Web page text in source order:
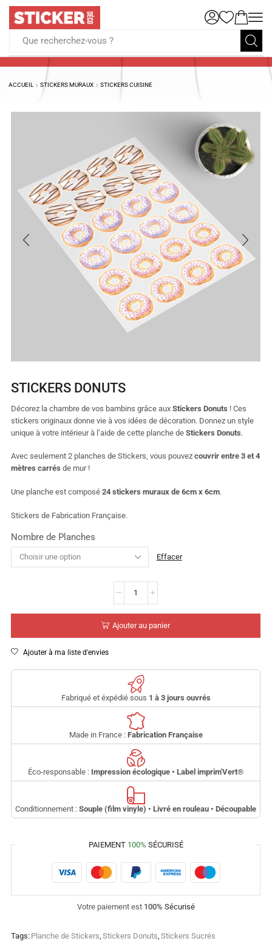
Que recherchez-vous ?
ACCUEIL STICKERS MURAUX STICKERS CUISINE
STICKERS DONUTS
Décorez la chambre de vos bambins grâce aux Stickers Donuts ! Ces
stickers originaux donne vie à vos idées de décoration. Donnez un style
unique à votre intérieur à l’aide de cette planche de Stickers Donuts.
Avec seulement 2 planches de Stickers, vous pouvez couvrir entre 3 et 4
mètres carrés de mur !
Une planche est composé 24 stickers muraux de 6cm x 6cm.
Stickers de Fabrication Française.
Nombre de Planches
Effacer
Ajouter au panier
Ajouter à ma liste d'envies
Fabriqué et éxpédié sous 1 à 3 jours ouvrés
Made in France : Fabrication Française
Éco-responsable : Impression écologique • Label imprim'Vert®
Conditionnement : Souple (film vinyle) • Livré en rouleau • Découpable
PAIEMENT 100% SÉCURISÉ
Votre paiement est 100% Sécurisé
Tags: Planche de Stickers Stickers Donuts Stickers Sucrés